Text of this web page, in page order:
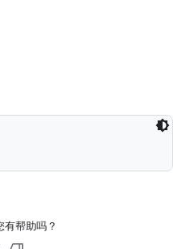
有帮助吗？